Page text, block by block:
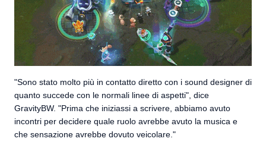
"Sono stato molto più in contatto diretto con i sound designer di
quanto succede con le normali linee di aspetti", dice
GravityBW. "Prima che iniziassi a scrivere, abbiamo avuto
incontri per decidere quale ruolo avrebbe avuto la musica e
che sensazione avrebbe dovuto veicolare."